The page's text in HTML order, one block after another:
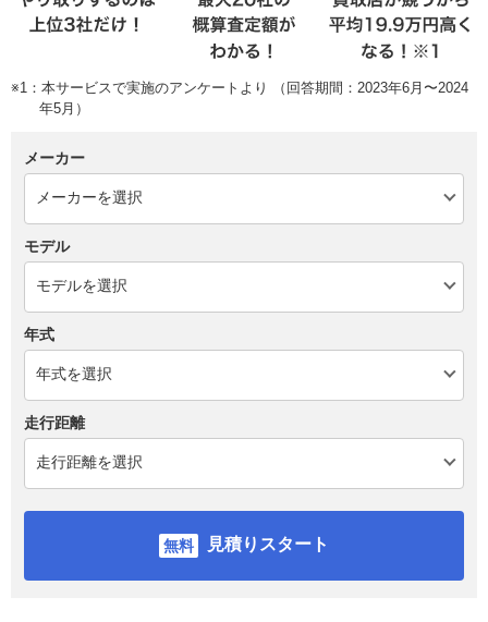
※1：本サービスで実施のアンケートより （回答期間：2023年6月〜2024
年5月）
メーカー
モデル
年式
走行距離
見積りスタート